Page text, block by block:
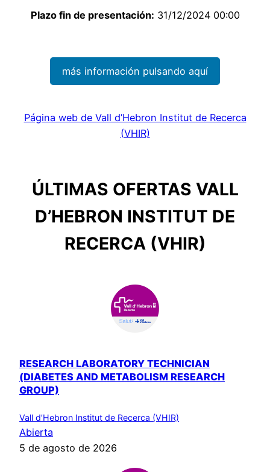
Plazo fin de presentación: 31/12/2024 00:00
más información pulsando aquí
Página web de Vall d’Hebron Institut de Recerca
(VHIR)
ÚLTIMAS OFERTAS VALL
D’HEBRON INSTITUT DE
RECERCA (VHIR)
RESEARCH LABORATORY TECHNICIAN
(DIABETES AND METABOLISM RESEARCH
GROUP)
Vall d’Hebron Institut de Recerca (VHIR)
Abierta
5 de agosto de 2026